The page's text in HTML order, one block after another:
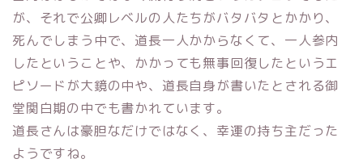
が、それで公卿レベルの人たちがバタバタとかかり、
死んでしまう中で、道長一人かからなくて、一人参内
したということや、かかっても無事回復したというエ
ピソードが大鏡の中や、道長自身が書いたとされる御
堂関白期の中でも書かれています。
道長さんは豪胆なだけではなく、幸運の持ち主だった
ようですね。